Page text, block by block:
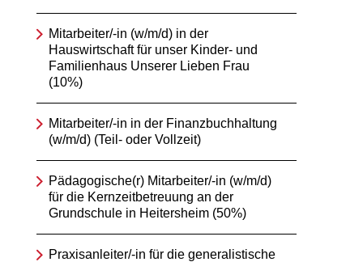
Mitarbeiter/-in (w/m/d) in der
Hauswirtschaft für unser Kinder- und
Familienhaus Unserer Lieben Frau
(10%)
Mitarbeiter/-in in der Finanzbuchhaltung
(w/m/d) (Teil- oder Vollzeit)
Pädagogische(r) Mitarbeiter/-in (w/m/d)
für die Kernzeitbetreuung an der
Grundschule in Heitersheim (50%)
Praxisanleiter/-in für die generalistische